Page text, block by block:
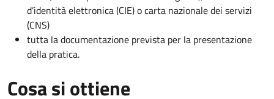
d’identità elettronica (CIE) o carta nazionale dei servizi
(CNS)
tutta la documentazione prevista per la presentazione
della pratica.
Cosa si ottiene